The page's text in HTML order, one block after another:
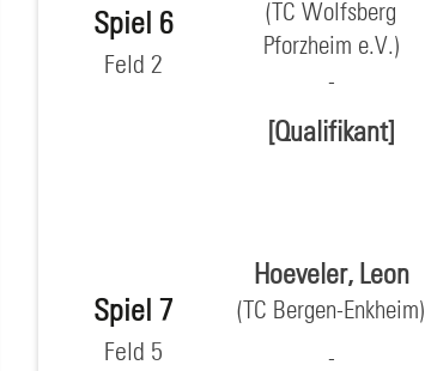
Spiel 6
Feld 2
(TC Wolfsberg
Pforzheim e.V.)
[Qualifikant]
Spiel 7
Feld 5
Hoeveler, Leon
(TC Bergen-Enkheim)